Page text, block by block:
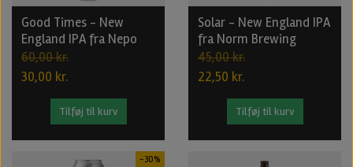
Good Times - New
England IPA fra Nepo
60,00 kr.
30,00 kr.
Tilføj til kurv
Solar - New England IPA
fra Norm Brewing
45,00 kr.
22,50 kr.
Tilføj til kurv
-30%